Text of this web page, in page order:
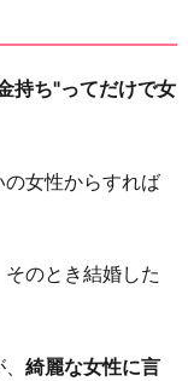
持ち"ってだけで女
女性からすれば
のとき結婚した
綺麗な女性に言